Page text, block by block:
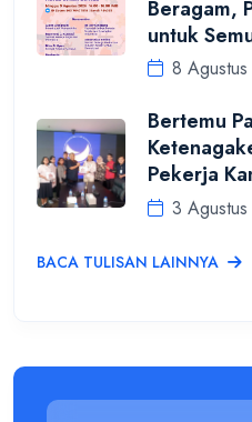
Beragam,
untuk
8
Bertemu
Pekerja
3
BACA TULISAN LAINNYA